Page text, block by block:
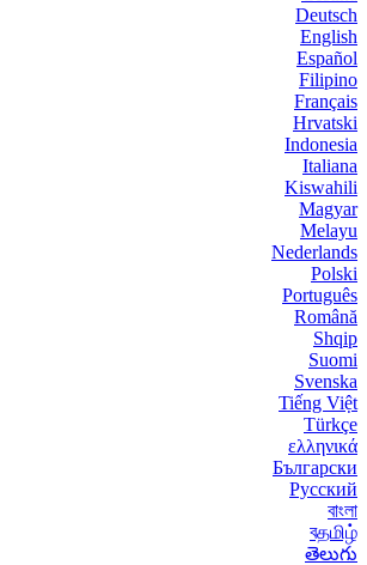
Deutsch
English
Español
Filipino
Français
Hrvatski
Indonesia
Italiana
Kiswahili
Magyar
Melayu
Nederlands
Polski
Português
Română
Shqip
Suomi
Svenska
Tiếng Việt
Türkçe
ελληνικά
Български
Русский
বাংলা
বதமிழ்
తెలుగు